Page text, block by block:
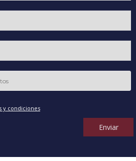
y condiciones
Enviar